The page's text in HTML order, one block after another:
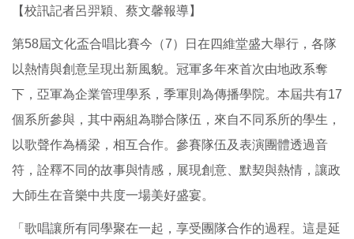
【校訊記者呂羿穎、蔡文馨報導】
第58屆文化盃合唱比賽今（7）日在四維堂盛大舉行，各隊
以熱情與創意呈現出新風貌。冠軍多年來首次由地政系奪
下，亞軍為企業管理學系，季軍則為傳播學院。本屆共有17
個系所參與，其中兩組為聯合隊伍，來自不同系所的學生，
以歌聲作為橋梁，相互合作。參賽隊伍及表演團體透過音
符，詮釋不同的故事與情感，展現創意、默契與熱情，讓政
大師生在音樂中共度一場美好盛宴。
「歌唱讓所有同學聚在一起，享受團隊合作的過程。這是延